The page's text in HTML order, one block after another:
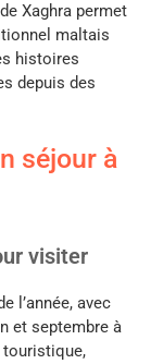
Xaghra permet
maltais
histoires
depuis des
séjour à
visiter
l’année, avec
et septembre à
touristique,